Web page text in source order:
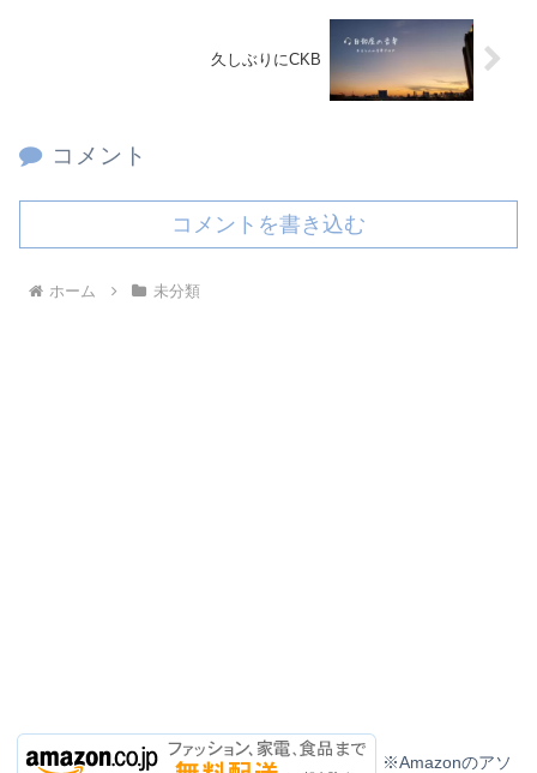
久しぶりにCKB
コメント
コメントを書き込む
ホーム 未分類
※Amazonのアソ